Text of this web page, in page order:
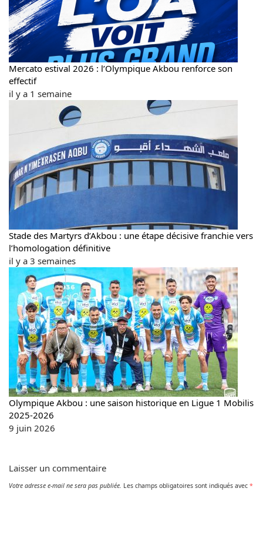
Mercato estival 2026 : l’Olympique Akbou renforce son
effectif
il y a 1 semaine
Stade des Martyrs d’Akbou : une étape décisive franchie vers
l’homologation définitive
il y a 3 semaines
Olympique Akbou : une saison historique en Ligue 1 Mobilis
2025-2026
9 juin 2026
Laisser un commentaire
Votre adresse e-mail ne sera pas publiée. Les champs obligatoires sont indiqués avec *